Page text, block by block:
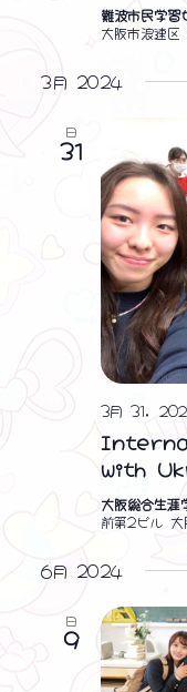
難波市民学
大阪市浪速
3月 2024
日
31
with
3月 31,
大阪総合生涯
前第2ビル
6月 2024
日
9